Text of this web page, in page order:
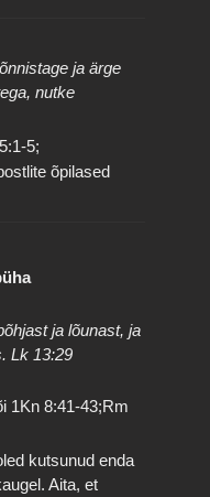
ja ärge
nutke
5;
õpilased
ja lõunast, ja
Lk 13:29
1Kn 8:41-43;Rm
kutsunud enda
Aita, et